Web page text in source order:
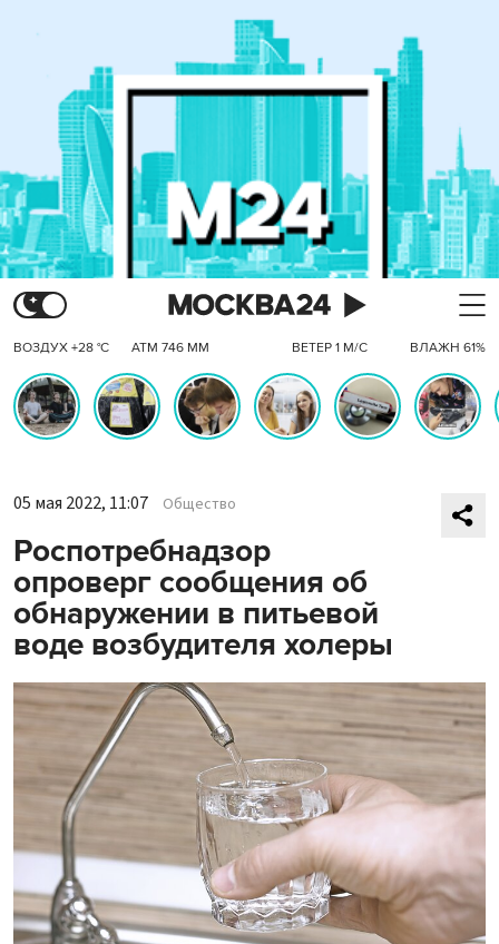
ВОЗДУХ +28 °C АТМ 746 ММ ВЕТЕР 1 М/С ВЛАЖН 61%
05 мая 2022, 11:07 Общество
Роспотребнадзор
опроверг сообщения об
обнаружении в питьевой
воде возбудителя холеры